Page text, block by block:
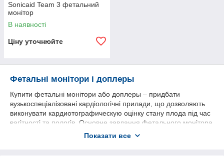
Sonicaid Team 3 фетальний
монітор
В наявності
Ціну уточнюйте
Фетальні монітори і доплеры
Купити фетальні монітори або доплеры – придбати
вузькоспеціалізовані кардіологічні прилади, що дозволяють
виконувати кардиотографическую оцінку стану плода під час
вагітності та пологів. Основне завдання фетального монітора
– реєстрація серцевих ритмів і рухів плоду.
Показати все